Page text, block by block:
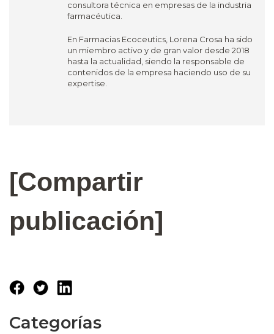
consultora técnica en empresas de la industria
farmacéutica.
En Farmacias Ecoceutics, Lorena Crosa ha sido
un miembro activo y de gran valor desde 2018
hasta la actualidad, siendo la responsable de
contenidos de la empresa haciendo uso de su
expertise.
[Compartir
publicación]
Categorías